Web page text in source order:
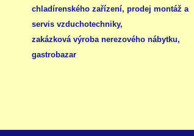
chladírenského zařízení, prodej montáž a
servis vzduchotechniky,
zakázková výroba nerezového nábytku,
gastrobazar